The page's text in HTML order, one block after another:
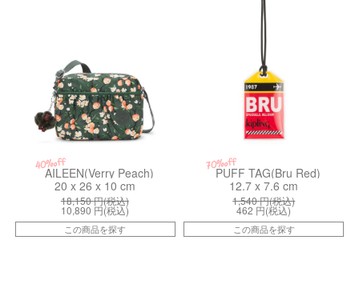
40%off
AILEEN(Verry Peach)
20 x 26 x 10 cm
18,150円(税込)
10,890 円(税込)
この商品を探す
70%off
PUFF TAG(Bru Red)
12.7 x 7.6 cm
1,540円(税込)
462 円(税込)
この商品を探す